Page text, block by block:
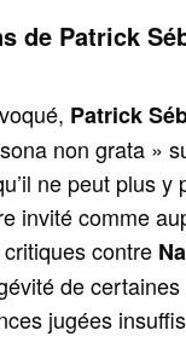
de Patrick
Patrick
non grata »
ne peut plus y
invité comme
contre
de
jugées